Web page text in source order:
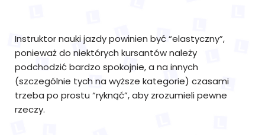
Instruktor nauki jazdy powinien być “elastyczny”,
ponieważ do niektórych kursantów należy
podchodzić bardzo spokojnie, a na innych
(szczególnie tych na wyższe kategorie) czasami
trzeba po prostu “ryknąć”, aby zrozumieli pewne
rzeczy.